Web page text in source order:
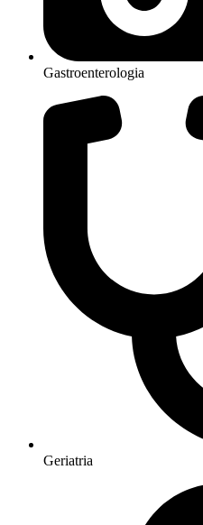
Gastroenterologia
Geriatria